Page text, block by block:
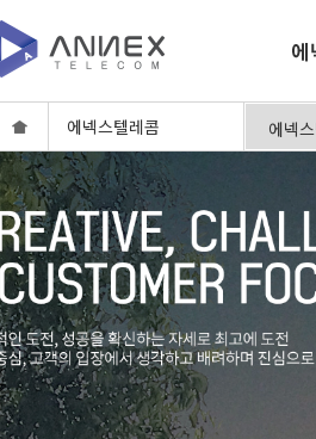
에넥스텔레콤